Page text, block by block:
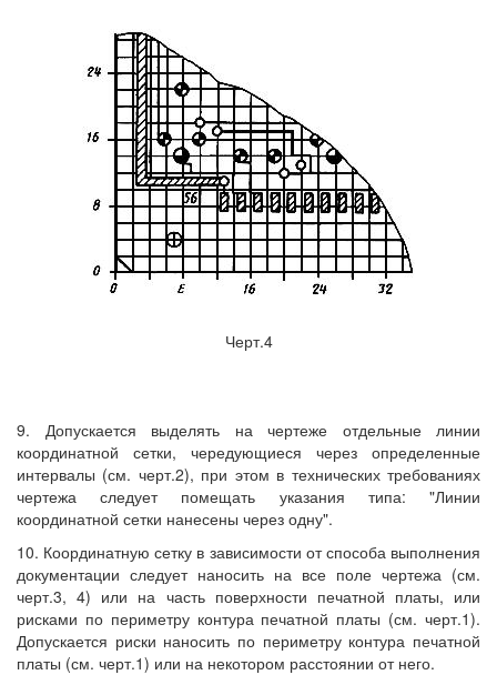
Черт.4
9. Допускается выделять на чертеже отдельные линии
координатной сетки, чередующиеся через определенные
интервалы (см. черт.2), при этом в технических требованиях
чертежа следует помещать указания типа: "Линии
координатной сетки нанесены через одну".
10. Координатную сетку в зависимости от способа выполнения
документации следует наносить на все поле чертежа (см.
черт.3, 4) или на часть поверхности печатной платы, или
рисками по периметру контура печатной платы (см. черт.1).
Допускается риски наносить по периметру контура печатной
платы (см. черт.1) или на некотором расстоянии от него.